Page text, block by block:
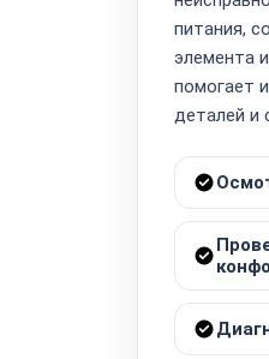
питания,
элемента
помогает
деталей и